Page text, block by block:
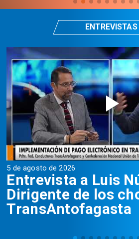
5 de agosto de 2026
Entrevista a Luis
Dirigente de los
TransAntofagasta
ENTREVISTAS